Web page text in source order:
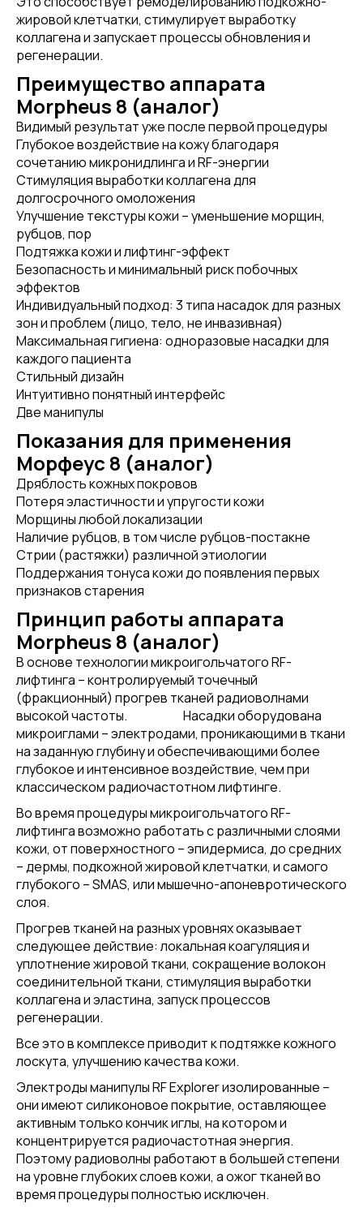
жировой клетчатки, стимулирует выработку
коллагена и запускает процессы обновления и
регенерации.
Преимущество аппарата
Morpheus 8 (аналог)
Видимый результат уже после первой процедуры
Глубокое воздействие на кожу благодаря
сочетанию микронидлинга и RF-энергии
Стимуляция выработки коллагена для
долгосрочного омоложения
Улучшение текстуры кожи – уменьшение морщин,
рубцов, пор
Подтяжка кожи и лифтинг-эффект
Безопасность и минимальный риск побочных
эффектов
Индивидуальный подход: 3 типа насадок для разных
зон и проблем (лицо, тело, не инвазивная)
Максимальная гигиена: одноразовые насадки для
каждого пациента
Стильный дизайн
Интуитивно понятный интерфейс
Две манипулы
Показания для применения
Морфеус 8 (аналог)
Дряблость кожных покровов
Потеря эластичности и упругости кожи
Морщины любой локализации
Наличие рубцов, в том числе рубцов-постакне
Стрии (растяжки) различной этиологии
Поддержания тонуса кожи до появления первых
признаков старения
Принцип работы аппарата
Morpheus 8 (аналог)
В основе технологии микроигольчатого RF-
лифтинга – контролируемый точечный
(фракционный) прогрев тканей радиоволнами
высокой частоты. Насадки оборудована
микроиглами – электродами, проникающими в ткани
на заданную глубину и обеспечивающими более
глубокое и интенсивное воздействие, чем при
классическом радиочастотном лифтинге.
Во время процедуры микроигольчатого RF-
лифтинга возможно работать с различными слоями
кожи, от поверхностного – эпидермиса, до средних
– дермы, подкожной жировой клетчатки, и самого
глубокого – SMAS, или мышечно-апоневротического
слоя.
Прогрев тканей на разных уровнях оказывает
следующее действие: локальная коагуляция и
уплотнение жировой ткани, сокращение волокон
соединительной ткани, стимуляция выработки
коллагена и эластина, запуск процессов
регенерации.
Все это в комплексе приводит к подтяжке кожного
лоскута, улучшению качества кожи.
Электроды манипулы RF Explorer изолированные –
они имеют силиконовое покрытие, оставляющее
активным только кончик иглы, на котором и
концентрируется радиочастотная энергия.
Поэтому радиоволны работают в большей степени
на уровне глубоких слоев кожи, а ожог тканей во
время процедуры полностью исключен.